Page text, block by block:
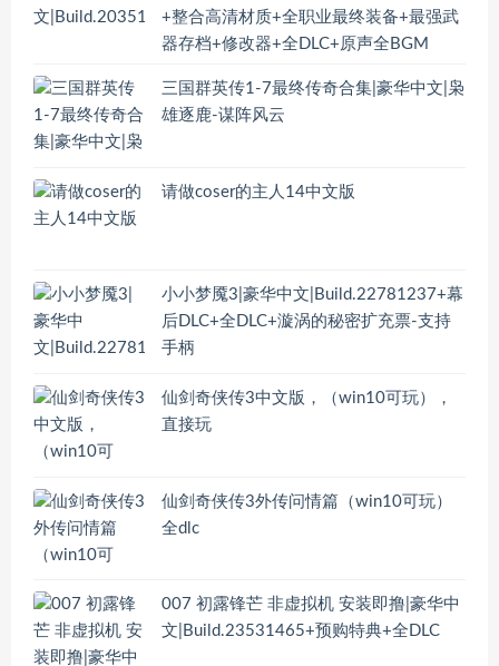
+整合高清材质+全职业最终装备+最强武
器存档+修改器+全DLC+原声全BGM
三国群英传1-7最终传奇合集|豪华中文|枭
雄逐鹿-谋阵风云
请做coser的主人14中文版
小小梦魇3|豪华中文|Build.22781237+幕
后DLC+全DLC+漩涡的秘密扩充票-支持
手柄
仙剑奇侠传3中文版，（win10可玩），
直接玩
仙剑奇侠传3外传问情篇（win10可玩）
全dlc
007 初露锋芒 非虚拟机 安装即撸|豪华中
文|Build.23531465+预购特典+全DLC